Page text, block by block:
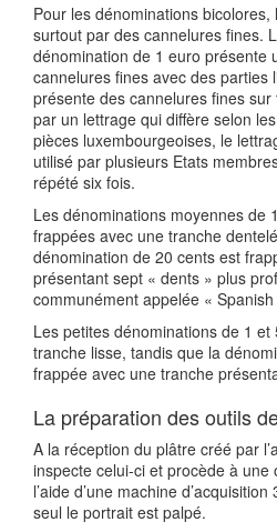
Pour les dénominations
surtout par des cannelures fines.
dénomination de 1 euro présente
cannelures fines avec des parties
présente des cannelures fines
par un lettrage qui diffère selon
pièces luxembourgeoises, le
utilisé par plusieurs Etats
répété six fois.
Les dénominations moyennes de
frappées avec une tranche
dénomination de 20 cents est
présentant sept « dents » plus
communément appelée «
Les petites dénominations de 1
tranche lisse, tandis que la
frappée avec une tranche
La préparation des outils
A la réception du plâtre créé par
inspecte celui-ci et procède à
l’aide d’une machine
seul le portrait est palpé.